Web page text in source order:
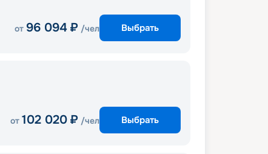
от 96 094 ₽ /чел Выбрать
от 102 020 ₽ /чел Выбрать